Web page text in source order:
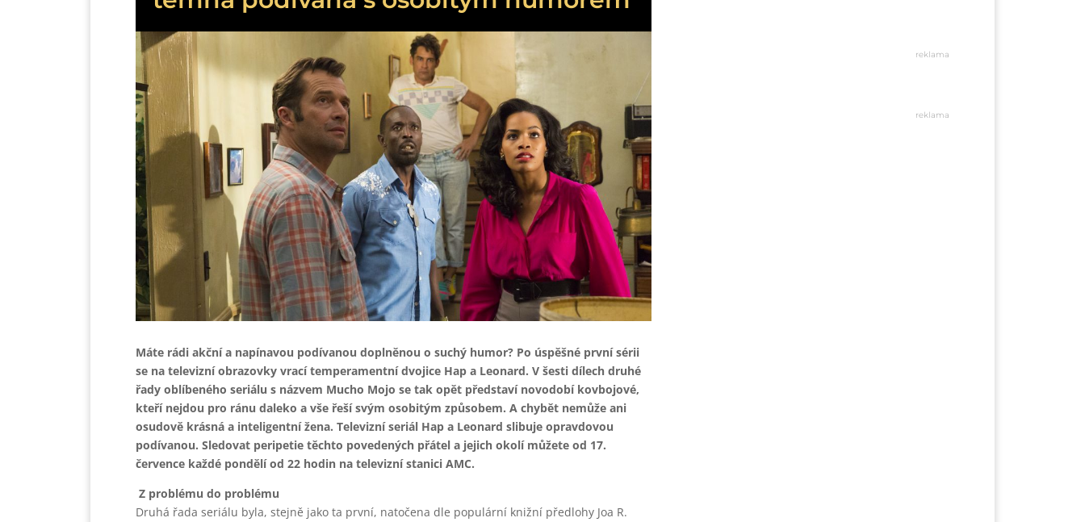
Máte rádi akční a napínavou podívanou doplněnou o suchý humor? Po úspěšné první sérii
se na televizní obrazovky vrací temperamentní dvojice Hap a Leonard. V šesti dílech druhé
řady oblíbeného seriálu s názvem Mucho Mojo se tak opět představí novodobí kovbojové,
kteří nejdou pro ránu daleko a vše řeší svým osobitým způsobem. A chybět nemůže ani
osudově krásná a inteligentní žena. Televizní seriál Hap a Leonard slibuje opravdovou
podívanou. Sledovat peripetie těchto povedených přátel a jejich okolí můžete od 17.
července každé pondělí od 22 hodin na televizní stanici AMC.
Z problému do problému
Druhá řada seriálu byla, stejně jako ta první, natočena dle populární knižní předlohy Joa R.
reklama
reklama